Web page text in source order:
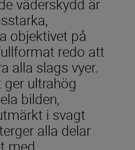
väderskydd är
objektivet på
redo att
alla slags vyer.
ger ultrahög
bilden,
i svagt
alla delar
med